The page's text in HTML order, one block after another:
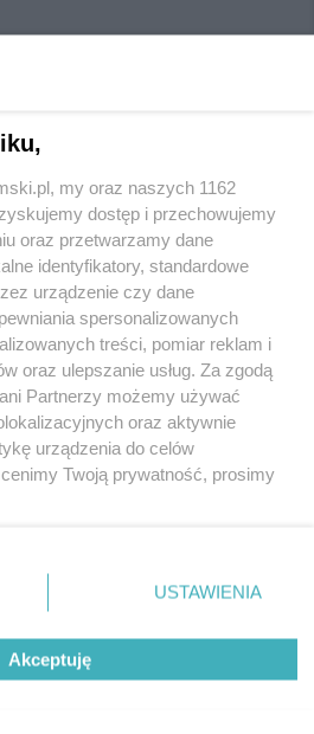
regulamin korzystania z portali
Skontaktuj sięz nami
Kontakt
Wydawca
Pogoda
my oraz naszych 1162
dostęp i przechowujemy
oraz przetwarzamy dane
identyfikatory, standardowe
urządzenie czy dane
spersonalizowanych
treści, pomiar reklam i
oraz ulepszanie usług. Za zgodą
Partnerzy możemy używać
oraz aktywnie
urządzenia do celów
Twoją prywatność, prosimy
się w lewym dolnym rogu strony
danych nie wymagają
masz prawo sprzeciwić się
będą miały
witrynie.
USTAWIENIA
Akceptuję